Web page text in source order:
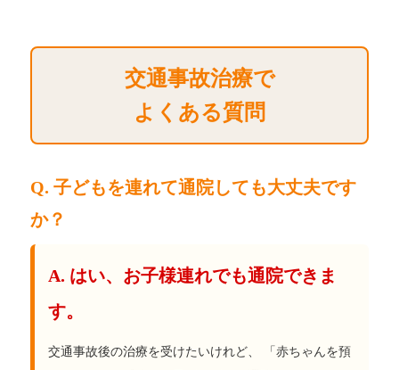
交通事故治療で
よくある質問
Q. 子どもを連れて通院しても大丈夫です
か？
A. はい、お子様連れでも通院できま
す。
交通事故後の治療を受けたいけれど、 「赤ちゃんを預